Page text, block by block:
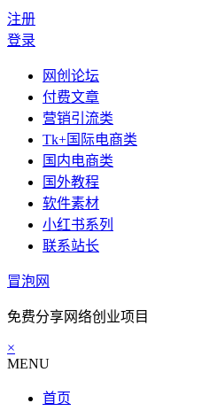
注册
登录
网创论坛
付费文章
营销引流类
Tk+国际电商类
国内电商类
国外教程
软件素材
小红书系列
联系站长
冒泡网
免费分享网络创业项目
×
MENU
首页